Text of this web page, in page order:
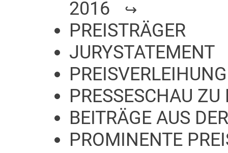
2016
PREISTRÄGER
JURYSTATEMENT
PREISVERLEIHUNG
PRESSESCHAU
BEITRÄGE AUS
PROMINENTE